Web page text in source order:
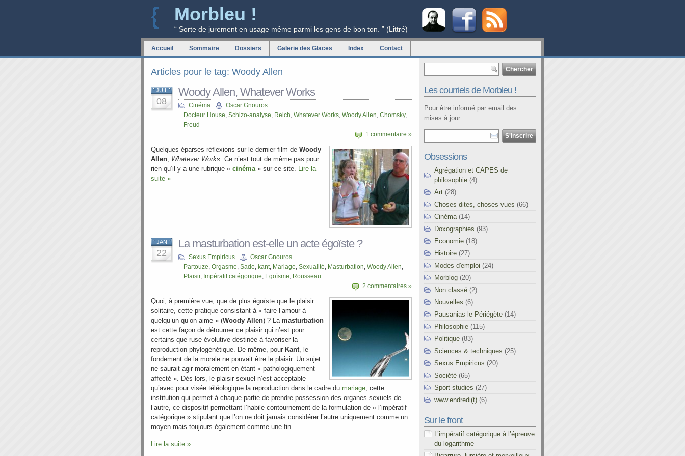
Morbleu !
“ Sorte de jurement en usage même parmi les gens de bon ton. ” (Littré)
Accueil Sommaire Dossiers Galerie des Glaces Index Contact
Articles pour le tag: Woody Allen
JUIL
08
Woody Allen, Whatever Works
Cinéma
Oscar Gnouros
Docteur House, Schizo-analyse, Reich, Whatever Works, Woody Allen, Chomsky,
Freud
1 commentaire »
Quelques éparses réflexions sur le dernier film de Woody
Allen, Whatever Works. Ce n’est tout de même pas pour
rien qu’il y a une rubrique « cinéma» sur ce site. Lire la
suite »
JAN
22
La masturbation est-elle un acte égoïste ?
Sexus Empiricus
Oscar Gnouros
Partouze, Orgasme, Sade, kant, Mariage, Sexualité, Masturbation, Woody Allen,
Plaisir, Impératif catégorique, Egoïsme, Rousseau
2 commentaires »
Quoi, à première vue, que de plus égoïste que le plaisir
solitaire, cette pratique consistant à « faire l’amour à
quelqu’un qu’on aime » (Woody Allen) ? La masturbation
est cette façon de détourner ce plaisir qui n’est pour
certains que ruse évolutive destinée à favoriser la
reproduction phylogénétique. De même, pour Kant, le
fondement de la morale ne pouvait être le plaisir. Un sujet
ne saurait agir moralement en étant « pathologiquement
affecté ». Dès lors, le plaisir sexuel n’est acceptable
qu’avec pour visée téléologique la reproduction dans le cadre du mariage, cette
institution qui permet à chaque partie de prendre possession des organes sexuels de
l’autre, ce dispositif permettant l’habile contournement de la formulation de « l’impératif
catégorique » stipulant que l’on ne doit jamais considérer l’autre uniquement comme un
moyen mais toujours également comme une fin.
Lire la suite »
Les courriels de Morbleu !
Pour être informé par email des
mises à jour :
Obsessions
Agrégation et CAPES de
philosophie (4)
Art (28)
Choses dites, choses vues (66)
Cinéma (14)
Doxographies (93)
Economie (18)
Histoire (27)
Modes d'emploi (24)
Morblog (20)
Non classé (2)
Nouvelles (6)
Pausanias le Périégète (14)
Philosophie (115)
Politique (83)
Sciences & techniques (25)
Sexus Empiricus (20)
Société (65)
Sport studies (27)
www.endredi(t) (6)
Sur le front
L’impératif catégorique à l’épreuve
du logarithme